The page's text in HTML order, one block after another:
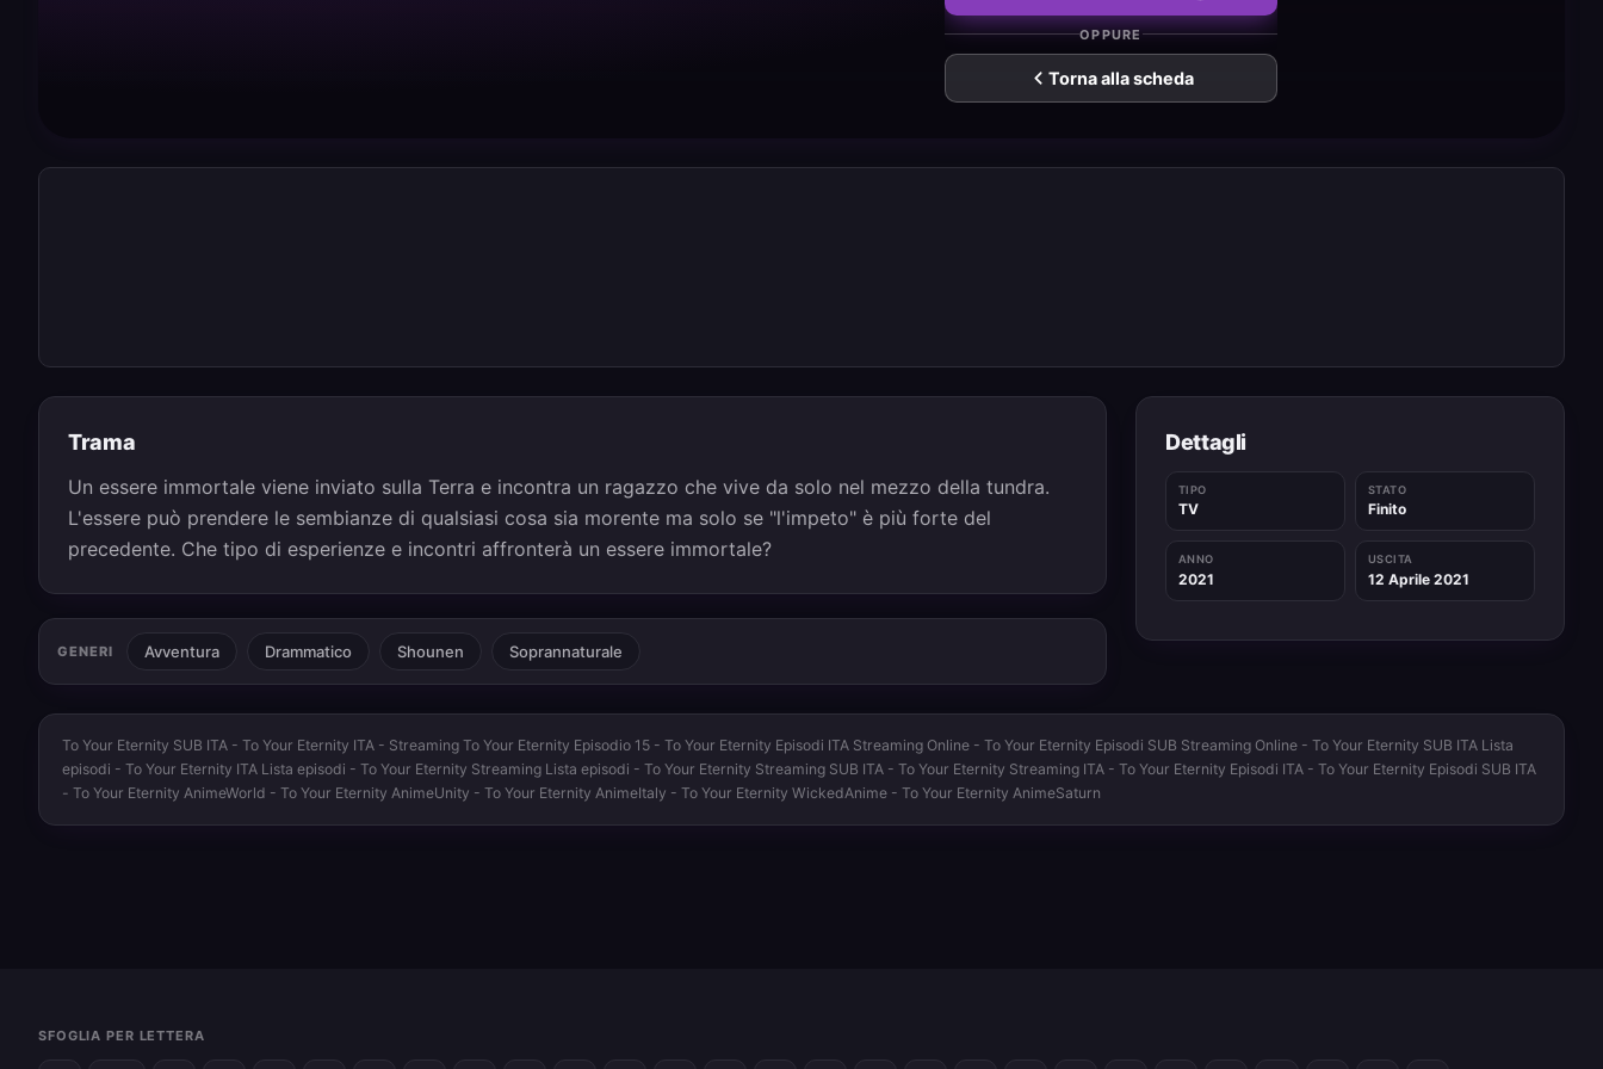
OPPURE
Torna alla scheda
Trama
Un essere immortale viene inviato sulla Terra e incontra un ragazzo che vive da solo nel mezzo della tundra.
L'essere può prendere le sembianze di qualsiasi cosa sia morente ma solo se "l'impeto" è più forte del
precedente. Che tipo di esperienze e incontri affronterà un essere immortale?
GENERI Avventura Drammatico Shounen Soprannaturale
Dettagli
TIPO
TV
STATO
Finito
ANNO
2021
USCITA
12 Aprile 2021
To Your Eternity SUB ITA - To Your Eternity ITA - Streaming To Your Eternity Episodio 15 - To Your Eternity Episodi ITA Streaming Online - To Your Eternity Episodi SUB Streaming Online - To Your Eternity SUB ITA Lista
episodi - To Your Eternity ITA Lista episodi - To Your Eternity Streaming Lista episodi - To Your Eternity Streaming SUB ITA - To Your Eternity Streaming ITA - To Your Eternity Episodi ITA - To Your Eternity Episodi SUB ITA
- To Your Eternity AnimeWorld - To Your Eternity AnimeUnity - To Your Eternity AnimeItaly - To Your Eternity WickedAnime - To Your Eternity AnimeSaturn
SFOGLIA PER LETTERA